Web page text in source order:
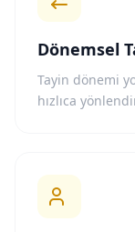
Dönemsel
Tayin dönemi
hızlıca